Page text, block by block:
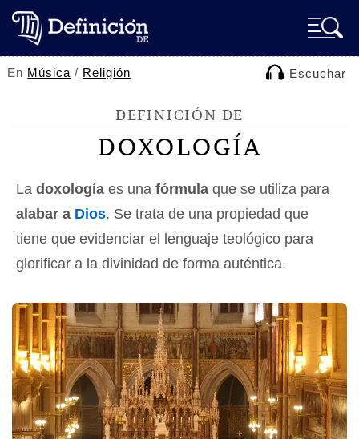
En Música / Religión Escuchar
DEFINICIÓN DE
DOXOLOGÍA
La doxología es una fórmula que se utiliza para
alabar a Dios. Se trata de una propiedad que
tiene que evidenciar el lenguaje teológico para
glorificar a la divinidad de forma auténtica.